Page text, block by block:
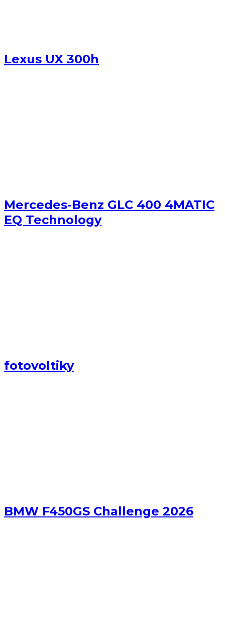
Lexus UX 300h
Mercedes-Benz GLC 400 4MATIC
EQ Technology
fotovoltiky
BMW F450GS Challenge 2026